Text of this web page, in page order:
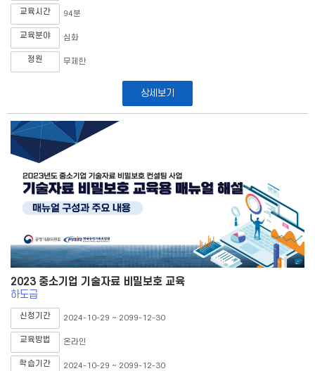
교육시간 94분
교육분야 심화
정원 무제한
상세보기
2023 중소기업 기술자료 비밀보호 교육
하도급
신청기간 2024-10-29 ~ 2099-12-30
교육방법 온라인
학습기간 2024-10-29 ~ 2099-12-30